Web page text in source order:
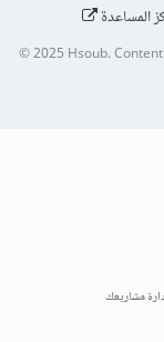
المساعدة
© 2025Hsoub.